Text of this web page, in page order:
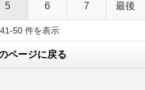
5 6 7 最後
50 件を表示
ページに戻る